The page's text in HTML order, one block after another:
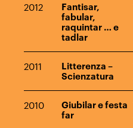
2012
Fantisar,
fabular,
raquintar … e
tadlar
2011
Litterenza –
Scienzatura
2010
Giubilar e festa
far